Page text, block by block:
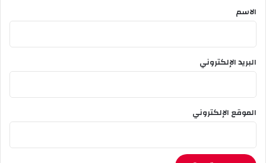
*
الاسم
البريد الإلكتروني
الموقع الإلكتروني